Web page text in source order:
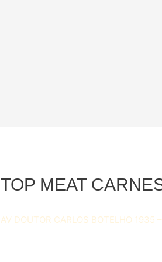
TOP MEAT
AV DOUTOR CARLOS BOTELHO 1935